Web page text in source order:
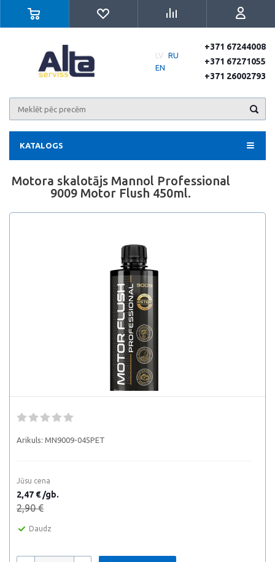
LV RU
EN
+371 67244008
+371 67271055
+371 26002793
KATALOGS
Motora skalotājs Mannol Professional
9009 Motor Flush 450ml.
Arikuls: MN9009-045PET
Jūsu cena
2,47 € /gb.
2,90 €
Daudz